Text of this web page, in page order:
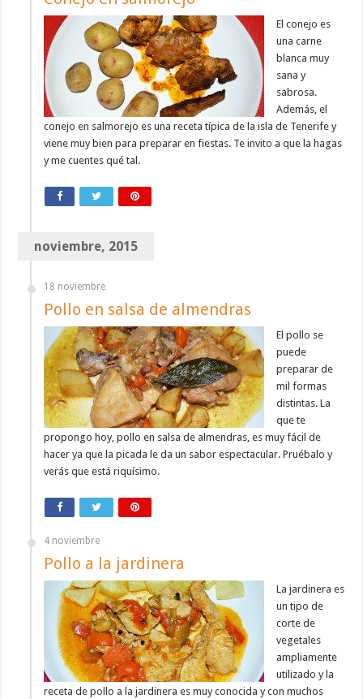
El conejo es
una carne
blanca muy
sana y
sabrosa.
Además, el
conejo en salmorejo es una receta típica de la isla de Tenerife y
viene muy bien para preparar en fiestas. Te invito a que la hagas
y me cuentes qué tal.
noviembre, 2015
18 noviembre
Pollo en salsa de almendras
El pollo se
puede
preparar de
mil formas
distintas. La
que te
propongo hoy, pollo en salsa de almendras, es muy fácil de
hacer ya que la picada le da un sabor espectacular. Pruébalo y
verás que está riquísimo.
4 noviembre
Pollo a la jardinera
La jardinera es
un tipo de
corte de
vegetales
ampliamente
utilizado y la
receta de pollo a la jardinera es muy conocida y con muchos